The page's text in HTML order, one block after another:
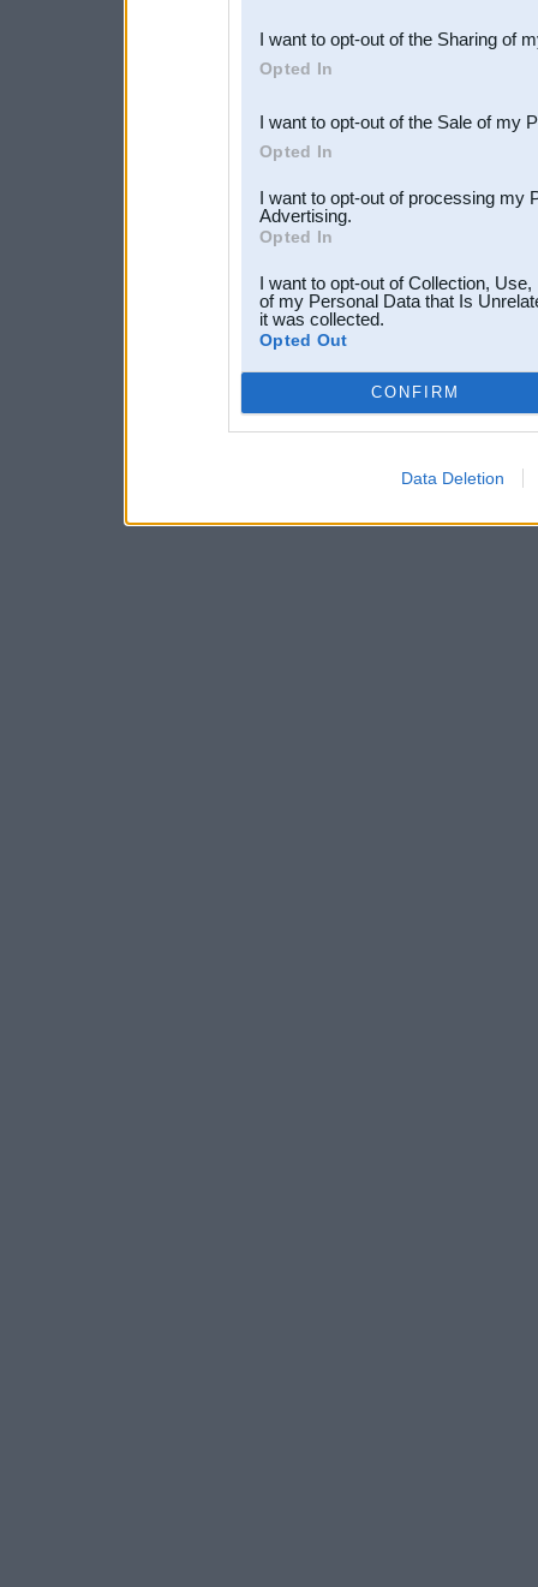
Downstream Participants
third parties.
I want to opt-out of the Sharing of
Opted In
I want to opt-out of the Sale of my
Opted In
I want to opt-out of processing my
Advertising.
Opted In
I want to opt-out of Collection,
of my Personal Data that Is
it was collected.
Opted Out
CONFIRM
Data Deletion